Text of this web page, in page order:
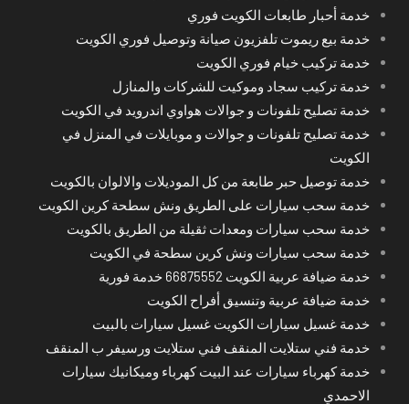
خدمة أحبار طابعات الكويت فوري
خدمة بيع ريموت تلفزيون صيانة وتوصيل فوري الكويت
خدمة تركيب خيام فوري الكويت
خدمة تركيب سجاد وموكيت للشركات والمنازل
خدمة تصليح تلفونات و جوالات هواوي اندرويد في الكويت
خدمة تصليح تلفونات و جوالات و موبايلات في المنزل في
الكويت
خدمة توصيل حبر طابعة من كل الموديلات والالوان بالكويت
خدمة سحب سيارات على الطريق ونش سطحة كرين الكويت
خدمة سحب سيارات ومعدات ثقيلة من الطريق بالكويت
خدمة سحب سيارات ونش كرين سطحة في الكويت
خدمة ضيافة عربية الكويت 66875552 خدمة فورية
خدمة ضيافة عربية وتنسيق أفراح الكويت
خدمة غسيل سيارات الكويت غسيل سيارات بالبيت
خدمة فني ستلايت المنقف فني ستلايت ورسيفر ب المنقف
خدمة كهرباء سيارات عند البيت كهرباء وميكانيك سيارات
الاحمدي